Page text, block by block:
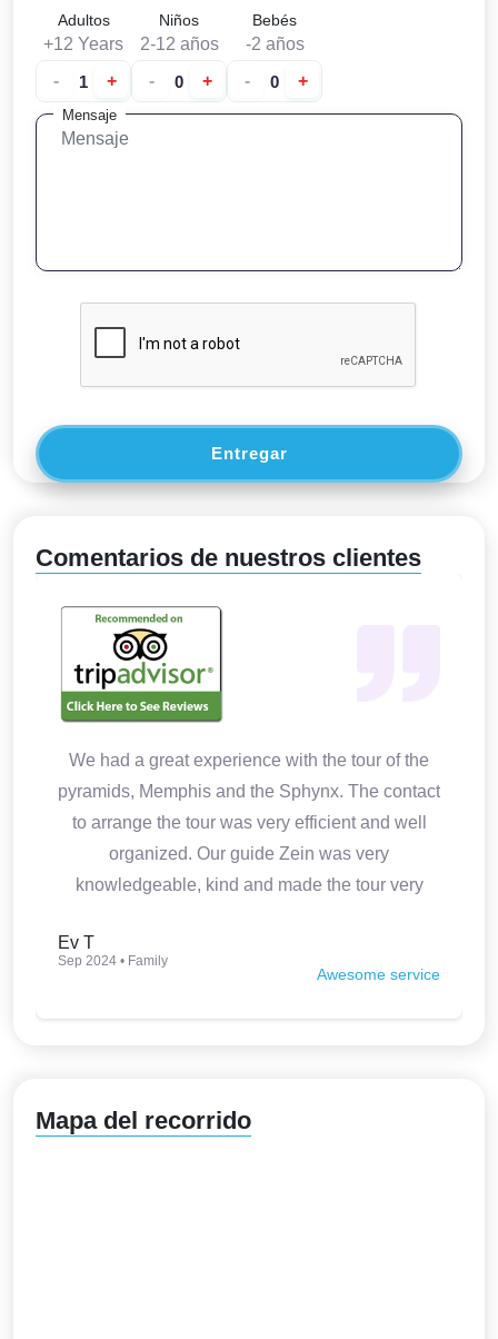
Adultos
+12 Years
-
+
Niños
2-12 años
-
+
Bebés
-2 años
-
+
Mensaje
Entregar
Comentarios de nuestros clientes
We had a great experience with the tour of the
pyramids, Memphis and the Sphynx. The contact
to arrange the tour was very efficient and well
organized. Our guide Zein was very
knowledgeable, kind and made the tour very
Ev T
Sep 2024 • Family
Awesome service
Mapa del recorrido